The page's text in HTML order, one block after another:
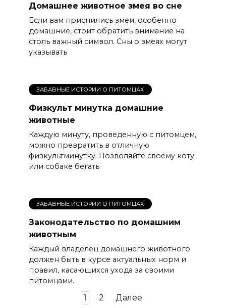
Домашнее животное змея во сне
Если вам приснились змеи, особенно
домашние, стоит обратить внимание на
столь важный символ. Сны о змеях могут
указывать
ЗАБАВНЫЕ ИСТОРИИ О ПИТОМЦАХ
Физкульт минутка домашние
животные
Каждую минуту, проведенную с питомцем,
можно превратить в отличную
физкультминутку. Позволяйте своему коту
или собаке бегать
ЗАБАВНЫЕ ИСТОРИИ О ПИТОМЦАХ
Законодательство по домашним
животным
Каждый владелец домашнего животного
должен быть в курсе актуальных норм и
правил, касающихся ухода за своими
питомцами.
1 2 Далее